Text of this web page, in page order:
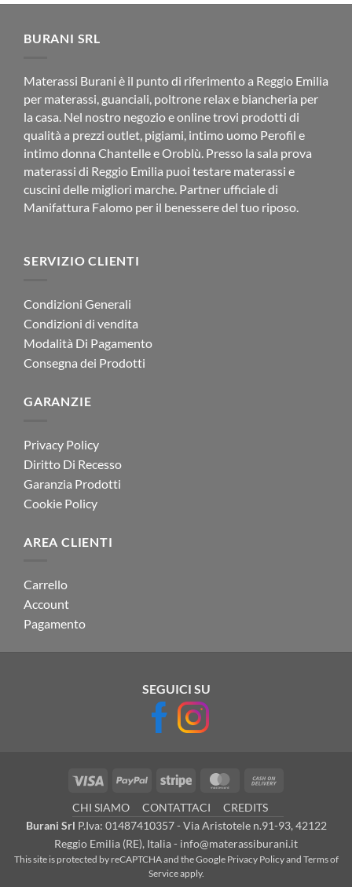
€32.00.€22.40.
BURANI SRL
Materassi Burani è il punto di riferimento a Reggio Emilia
per materassi, guanciali, poltrone relax e biancheria per
la casa. Nel nostro negozio e online trovi prodotti di
qualità a prezzi outlet, pigiami, intimo uomo Perofil e
intimo donna Chantelle e Oroblù. Presso la sala prova
materassi di Reggio Emilia puoi testare materassi e
cuscini delle migliori marche. Partner ufficiale di
Manifattura Falomo per il benessere del tuo riposo.
SERVIZIO CLIENTI
Condizioni Generali
Condizioni di vendita
Modalità Di Pagamento
Consegna dei Prodotti
GARANZIE
Privacy Policy
Diritto Di Recesso
Garanzia Prodotti
Cookie Policy
AREA CLIENTI
Carrello
Account
Pagamento
SEGUICI SU
Visa PayPal Stripe MasterCard
Delivery
CHI SIAMO CONTATTACI
CREDITS
Burani Srl P.Iva: 01487410357 - Via Aristotele n.91-93, 42122
Reggio Emilia (RE), Italia - info@materassiburani.it
This site is protected by reCAPTCHA and the Google Privacy Policyand Terms of
Serviceapply.